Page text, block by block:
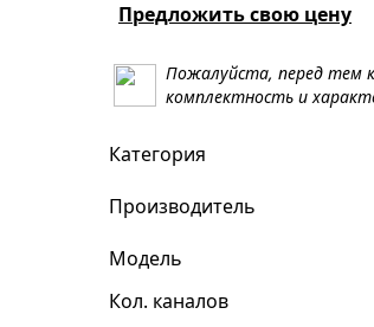
Предложить свою цену
Пожалуйста, перед тем
комплектность и
Категория
Производитель
Модель
Кол. каналов